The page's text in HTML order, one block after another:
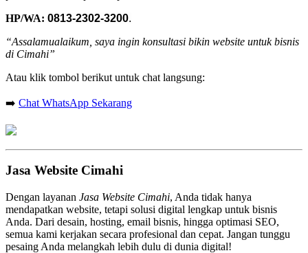
HP/WA: 0813-2302-3200.
“Assalamualaikum, saya ingin konsultasi bikin website untuk bisnis
di Cimahi”
Atau klik tombol berikut untuk chat langsung:
➡️ Chat WhatsApp Sekarang
Jasa Website Cimahi
Dengan layanan Jasa Website Cimahi, Anda tidak hanya
mendapatkan website, tetapi solusi digital lengkap untuk bisnis
Anda. Dari desain, hosting, email bisnis, hingga optimasi SEO,
semua kami kerjakan secara profesional dan cepat. Jangan tunggu
pesaing Anda melangkah lebih dulu di dunia digital!